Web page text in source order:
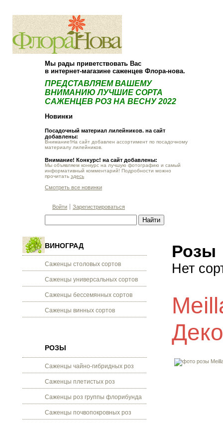
Мы рады приветствовать Вас
в интернет-магазине саженцев Флора-нова.
ПРЕДСТАВЛЯЕМ ВАШЕМУ
ВНИМАНИЮ ЛУЧШИЕ СОРТА
САЖЕНЦЕВ РОЗ НА ВЕСНУ 2022
Новинки
Посадочный материал лилейников. на сайт
добавлены:
Внимание!На сайт добавлен ассортимент по посадочному
материалу лилейников.
Внимание! Конкурс! на сайт добавлены:
Мы объявляем конкурс на лучшую фотографию и самый
информативный комментарий! Подробности можно
прочитать здесь
Смотреть все новинки
Войти Зарегистрироваться
ВИНОГРАД
Саженцы столовых сортов
Саженцы универсальных сортов
Саженцы бессемянных сортов
Саженцы винных сортов
РОЗЫ
Саженцы чайно-гибридных роз
Саженцы плетистых роз
Саженцы роз группы флорибунда
Саженцы почвопокровных роз
Розы
Нет